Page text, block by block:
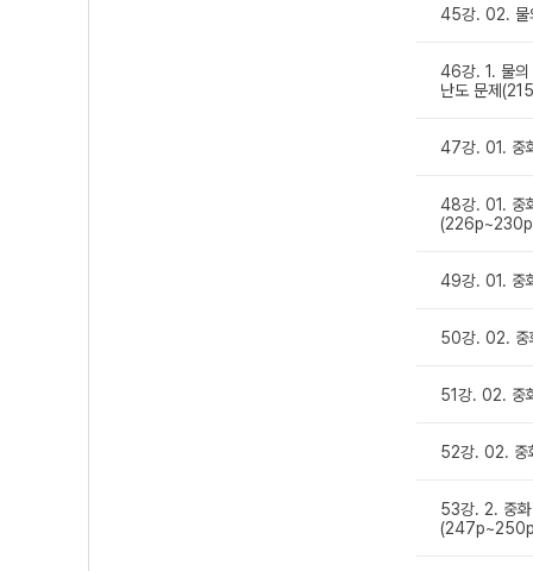
45강. 02. 물
46강. 1. 물의
난도 문제
47강. 01. 중
48강. 01. 중
49강. 01. 중
50강. 02. 중
51강. 02. 중
52강. 02. 중
53강. 2. 중화